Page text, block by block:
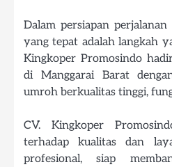
Dalam persiapan
yang tepat adalah langkah
Kingkoper Promosindo
di Manggarai Barat
umroh berkualitas tinggi,
CV. Kingkoper
terhadap kualitas dan
profesional, siap